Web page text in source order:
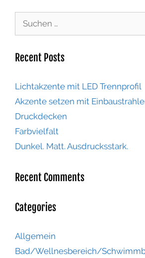
Recent Posts
Lichtakzente mit LED Trennprofil
Akzente setzen mit
Druckdecken
Farbvielfalt
Dunkel. Matt. Ausdrucksstark.
Recent Comments
Categories
Allgemein
Bad/Wellnesbereich/